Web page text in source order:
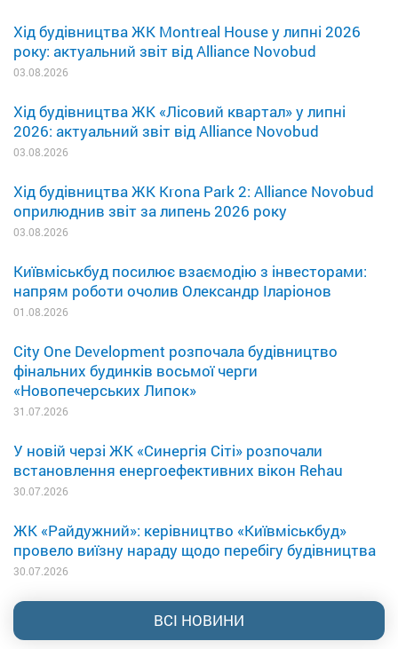
Хід будівництва ЖК Montreal House у липні 2026
року: актуальний звіт від Alliance Novobud
03.08.2026
Хід будівництва ЖК «Лісовий квартал» у липні
2026: актуальний звіт від Alliance Novobud
03.08.2026
Хід будівництва ЖК Krona Park 2: Alliance Novobud
оприлюднив звіт за липень 2026 року
03.08.2026
Київміськбуд посилює взаємодію з інвесторами:
напрям роботи очолив Олександр Іларіонов
01.08.2026
City One Development розпочала будівництво
фінальних будинків восьмої черги
«Новопечерських Липок»
31.07.2026
У новій черзі ЖК «Синергія Сіті» розпочали
встановлення енергоефективних вікон Rehau
30.07.2026
ЖК «Райдужний»: керівництво «Київміськбуд»
провело виїзну нараду щодо перебігу будівництва
30.07.2026
ВСІ НОВИНИ